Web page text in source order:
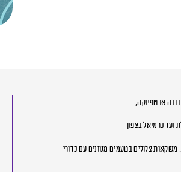
צלולים בטעמים מגוונים עם כדורי